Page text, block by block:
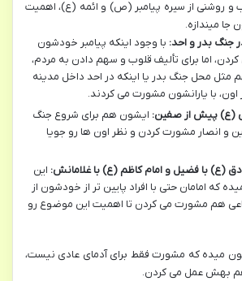
و روشنی از سیره پیامبر (ص) و ائمه (ع)، اهمیت
جا میندازه.
جنگ بدر و احد: با وجود اینکه پیامبر خودشون
اما برای تألیف قلوب و سهم دادن به مردم،
مثل محل جنگ بدر یا اینکه در احد داخل مدینه
اون، با یارانشون مشورت می کردند.
(ع) پیش از صفین: ایشون هم برای شروع جنگ
و انصار مشورت کردن و نظر اون ها رو جویا
(ع) با فضیل و امام کاظم (ع) با غلامانش: این
که امامان حتی با افراد پایین تر از خودشون از
هم مشورت می کردن تا اهمیت این موضوع رو
میده که مشورت فقط برای آدمای عادی نیست،
بهش عمل می کردن.